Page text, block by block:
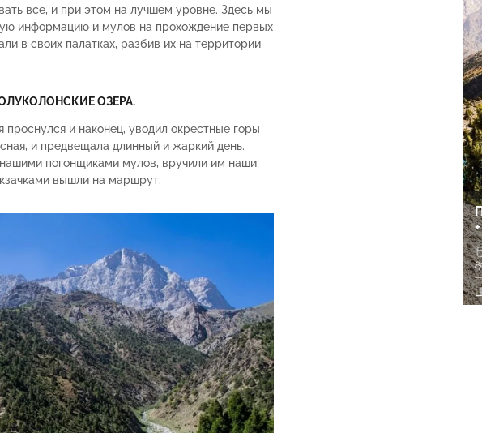
все, и при этом на лучшем уровне. Здесь мы
информацию и мулов на прохождение первых
в своих палатках, разбив их на территории
ОЗЕРА.
проснулся и наконец, уводил окрестные горы
и предвещала длинный и жаркий день.
погонщиками мулов, вручили им наши
вышли на маршрут.